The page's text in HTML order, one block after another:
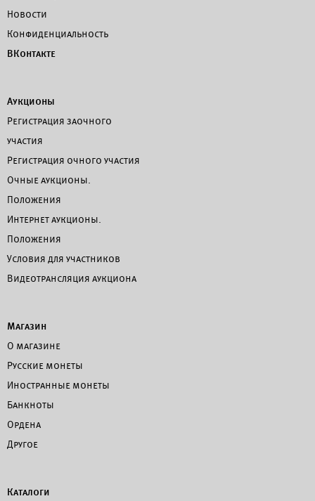
Новости
Конфиденциальность
ВКонтакте
Аукционы
Регистрация заочного
участия
Регистрация очного участия
Очные аукционы.
Положения
Интернет аукционы.
Положения
Условия для участников
Видеотрансляция аукциона
Магазин
О магазине
Русские монеты
Иностранные монеты
Банкноты
Ордена
Другое
Каталоги